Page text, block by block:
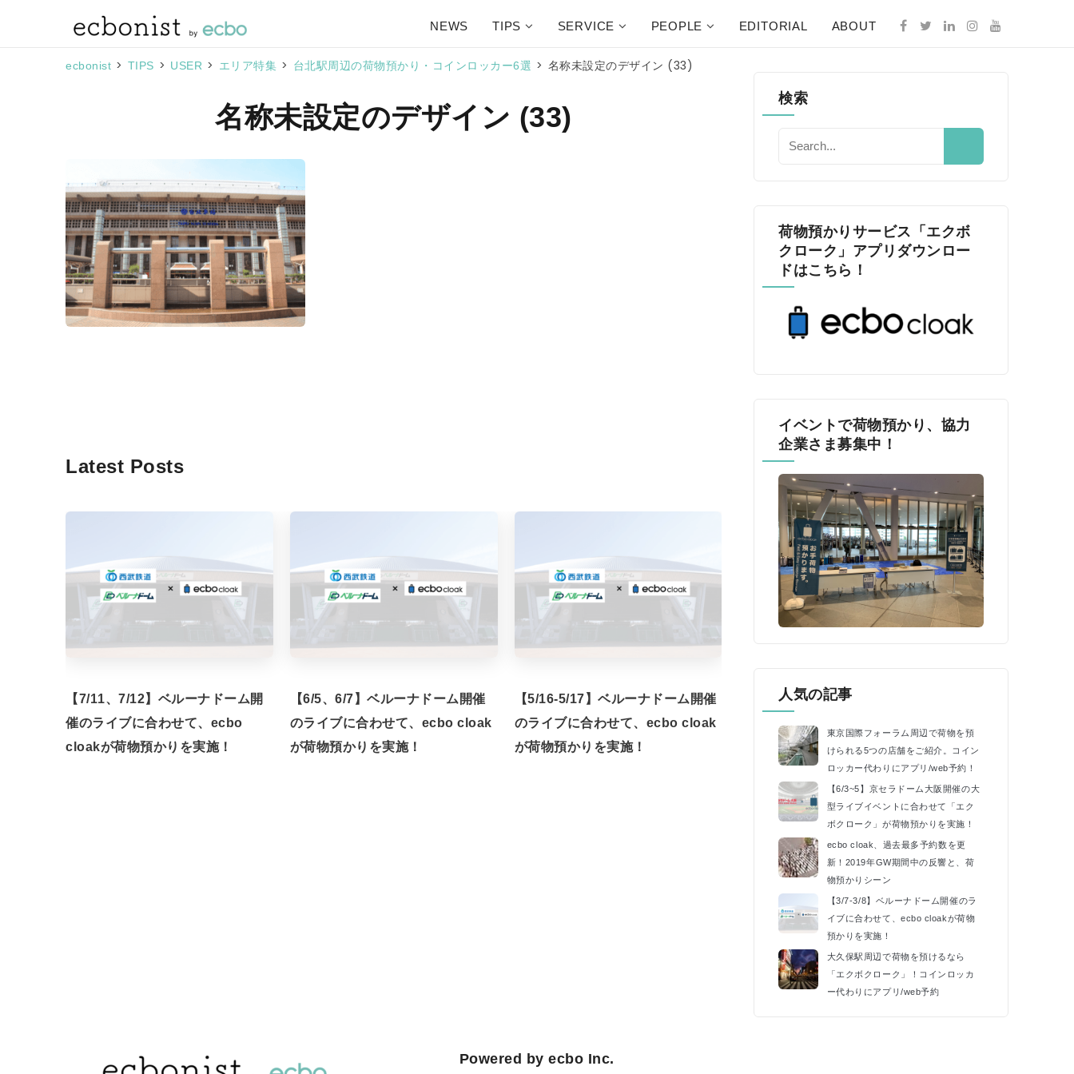
NEWS TIPS SERVICE PEOPLE EDITORIAL ABOUT
ecbonist > TIPS > USER > エリア特集 > 台北駅周辺の荷物預かり・コインロッカー6選 > 名称未設定のデザイン (33)
名称未設定のデザイン (33)
Latest Posts
【7/11、7/12】ベルーナドーム開
催のライブに合わせて、ecbo
cloakが荷物預かりを実施！
【6/5、6/7】ベルーナドーム開催
のライブに合わせて、ecbo cloak
が荷物預かりを実施！
【5/16-5/17】ベルーナドーム開催
のライブに合わせて、ecbo cloak
が荷物預かりを実施！
検索
荷物預かりサービス「エクボ
クローク」アプリダウンロー
ドはこちら！
イベントで荷物預かり、協力
企業さま募集中！
人気の記事
東京国際フォーラム周辺で荷物を預
けられる5つの店舗をご紹介。コイン
ロッカー代わりにアプリ/web予約！
【6/3~5】京セラドーム大阪開催の大
型ライブイベントに合わせて「エク
ボクローク」が荷物預かりを実施！
ecbo cloak、過去最多予約数を更
新！2019年GW期間中の反響と、荷
物預かりシーン
【3/7-3/8】ベルーナドーム開催のラ
イブに合わせて、ecbo cloakが荷物
預かりを実施！
大久保駅周辺で荷物を預けるなら
「エクボクローク」！コインロッカ
ー代わりにアプリ/web予約
Powered by ecbo Inc.